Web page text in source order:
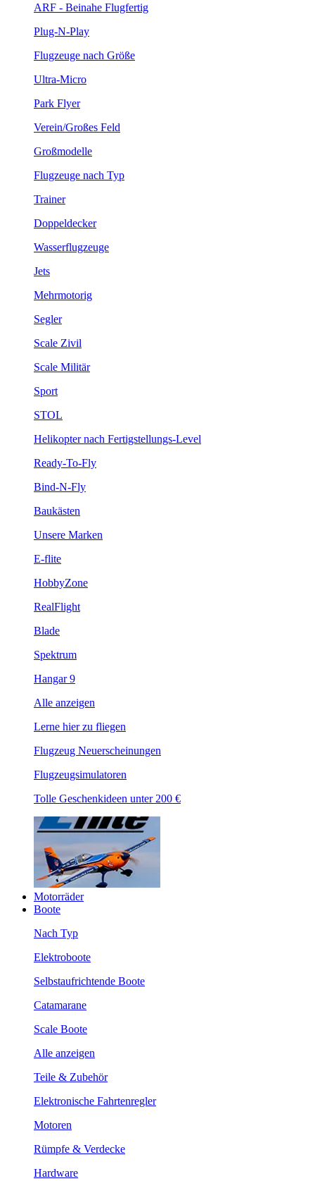
ARF - Beinahe Flugfertig
Plug-N-Play
Flugzeuge nach Größe
Ultra-Micro
Park Flyer
Verein/Großes Feld
Großmodelle
Flugzeuge nach Typ
Trainer
Doppeldecker
Wasserflugzeuge
Jets
Mehrmotorig
Segler
Scale Zivil
Scale Militär
Sport
STOL
Helikopter nach Fertigstellungs-Level
Ready-To-Fly
Bind-N-Fly
Baukästen
Unsere Marken
E-flite
HobbyZone
RealFlight
Blade
Spektrum
Hangar 9
Alle anzeigen
Lerne hier zu fliegen
Flugzeug Neuerscheinungen
Flugzeugsimulatoren
Tolle Geschenkideen unter 200 €
Motorräder
Boote
Nach Typ
Elektroboote
Selbstaufrichtende Boote
Catamarane
Scale Boote
Alle anzeigen
Teile & Zubehör
Elektronische Fahrtenregler
Motoren
Rümpfe & Verdecke
Hardware